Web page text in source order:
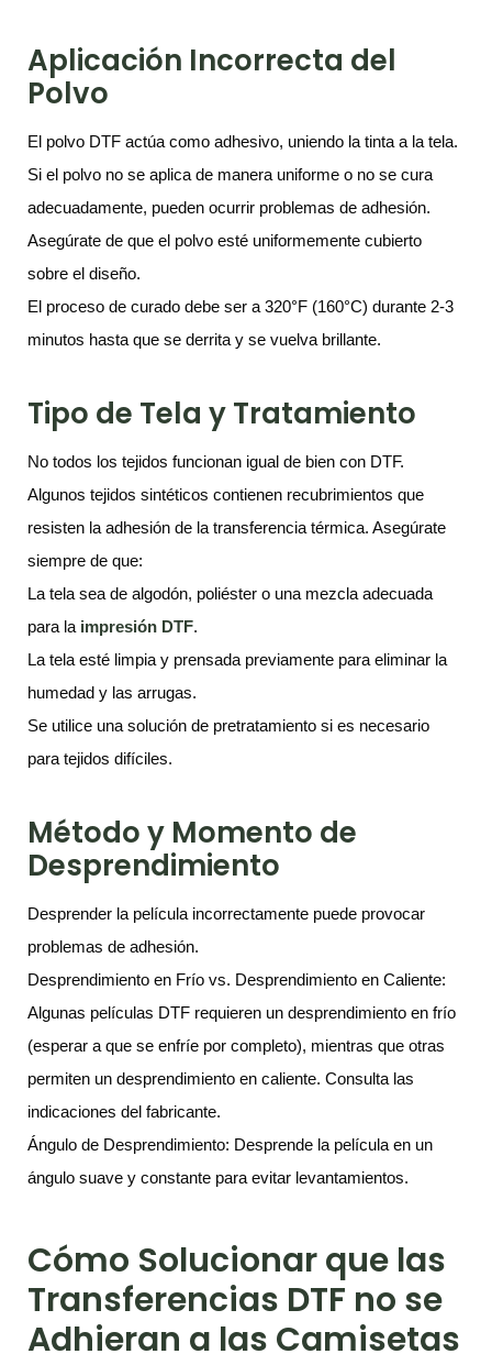
Aplicación Incorrecta del
Polvo
El polvo DTF actúa como adhesivo, uniendo la tinta a la tela.
Si el polvo no se aplica de manera uniforme o no se cura
adecuadamente, pueden ocurrir problemas de adhesión.
Asegúrate de que el polvo esté uniformemente cubierto
sobre el diseño.
El proceso de curado debe ser a 320°F (160°C) durante 2-3
minutos hasta que se derrita y se vuelva brillante.
Tipo de Tela y Tratamiento
No todos los tejidos funcionan igual de bien con DTF.
Algunos tejidos sintéticos contienen recubrimientos que
resisten la adhesión de la transferencia térmica. Asegúrate
siempre de que:
La tela sea de algodón, poliéster o una mezcla adecuada
para la impresión DTF.
La tela esté limpia y prensada previamente para eliminar la
humedad y las arrugas.
Se utilice una solución de pretratamiento si es necesario
para tejidos difíciles.
Método y Momento de
Desprendimiento
Desprender la película incorrectamente puede provocar
problemas de adhesión.
Desprendimiento en Frío vs. Desprendimiento en Caliente:
Algunas películas DTF requieren un desprendimiento en frío
(esperar a que se enfríe por completo), mientras que otras
permiten un desprendimiento en caliente. Consulta las
indicaciones del fabricante.
Ángulo de Desprendimiento: Desprende la película en un
ángulo suave y constante para evitar levantamientos.
Cómo Solucionar que las
Transferencias DTF no se
Adhieran a las Camisetas